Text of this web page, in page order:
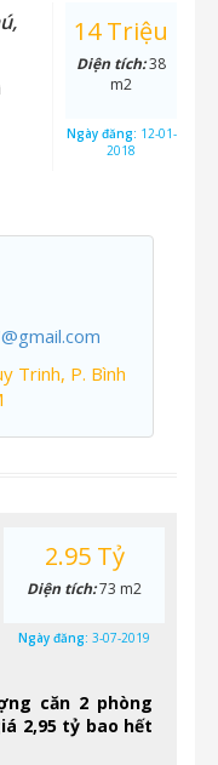
14 Triệu
Diện tích:38
m2
Ngày đăng: 12-01-
2018
Trinh, P. Bình
căn 2 phòng
2,95 tỷ bao hết
2.95 Tỷ
Diện tích:73 m2
Ngày đăng: 3-07-2019